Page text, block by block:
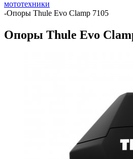
мототехники
-Опоры Thule Evo Clamp 7105
Опоры Thule Evo